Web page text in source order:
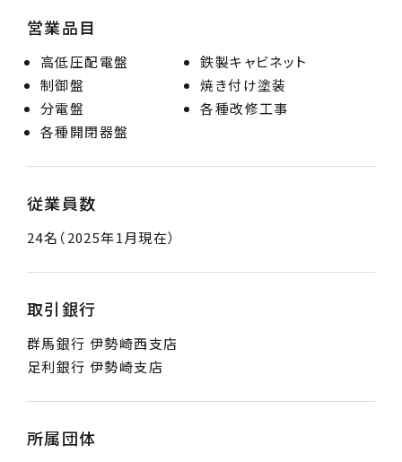
営業品目
高低圧配電盤
鉄製キャビネット
制御盤
焼き付け塗装
分電盤
各種改修工事
各種開閉器盤
従業員数
24名（2025年1月現在）
取引銀行
群馬銀行 伊勢崎西支店
足利銀行 伊勢崎支店
所属団体